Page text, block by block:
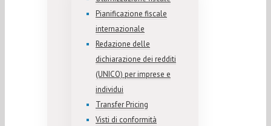
Pianificazione fiscale
internazionale
Redazione delle
dichiarazione dei redditi
(UNICO) per imprese e
individui
Transfer Pricing
Visti di conformità